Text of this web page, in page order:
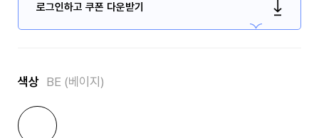
로그인하고 쿠폰 다운받기
색상 BE (베이지)